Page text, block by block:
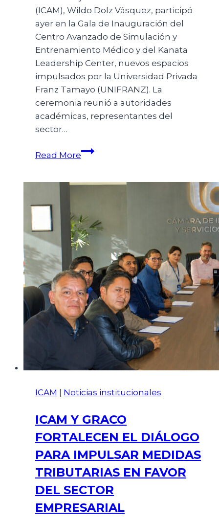
(ICAM), Wildo Dolz Vásquez, participó
ayer en la Gala de Inauguración del
Centro Avanzado de Simulación y
Entrenamiento Médico y del Kanata
Leadership Center, nuevos espacios
impulsados por la Universidad Privada
Franz Tamayo (UNIFRANZ). La
ceremonia reunió a autoridades
académicas, representantes del
sector…
Read More
ICAM | Noticias institucionales
ICAM Y GRACO
FORTALECEN EL DIÁLOGO
PARA IMPULSAR MEDIDAS
TRIBUTARIAS EN FAVOR
DEL SECTOR
EMPRESARIAL